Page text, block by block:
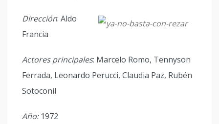
Dirección: Aldo
Francia
Actores principales: Marcelo Romo, Tennyson
Ferrada, Leonardo Perucci, Claudia Paz, Rubén
Sotoconil
Año:1972